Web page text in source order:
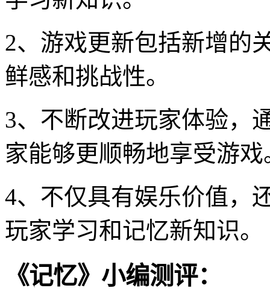
2、游戏更新包括新增的
鲜感和挑战性。
3、不断改进玩家体验，
家能够更顺畅地享受游戏
4、不仅具有娱乐价值，
玩家学习和记忆新知识。
《记忆》小编测评：